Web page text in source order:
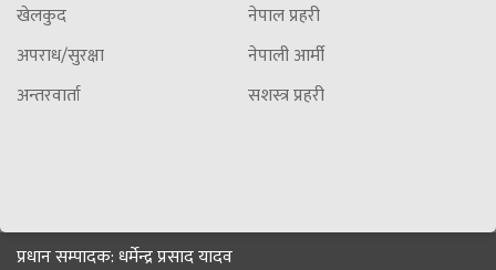
खेलकुद
अपराध/सुरक्षा
अन्तरवार्ता
नेपाल प्रहरी
नेपाली आर्मी
सशस्त्र प्रहरी
प्रधान सम्पादक: धर्मेन्द्र प्रसाद यादव